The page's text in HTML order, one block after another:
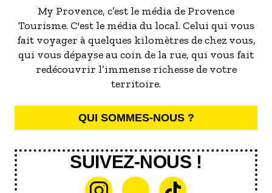
gaufres ou autres réjouissances ? A 5 min à
pieds, vous trouvez tout ce dont vous avez
besoin !
Alors qu'attendez vous pour venir à l'Escale du
Marin ?
Accès des voyageurs
Studio avec grande terrasse attenante sans vis à
vis, au calme absolu !
My Provence, c’est le média de Provence
Tourisme. C'est le média du local. Celui qui vous
fait voyager à quelques kilomètres de chez vous,
qui vous dépayse au coin de la rue, qui vous fait
redécouvrir l’immense richesse de votre
territoire.
QUI SOMMES-NOUS ?
SUIVEZ-NOUS !